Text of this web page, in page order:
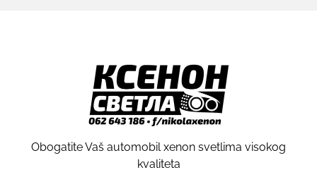
Obogatite Vaš automobil xenon svetlima visokog
kvaliteta